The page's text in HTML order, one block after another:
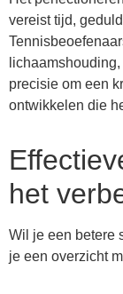
vereist tijd,
precisie om een
ontwikkelen die
het
Wil je een betere
je een overzicht